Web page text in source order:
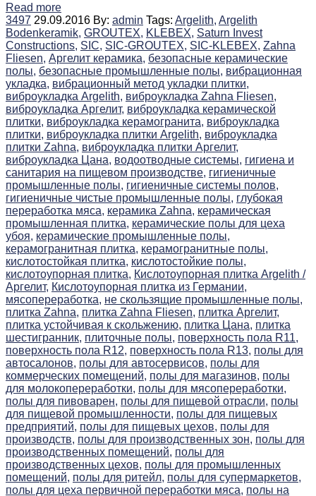
Read more
3497 29.09.2016 By: admin Tags: Argelith, Argelith
Bodenkeramik, GROUTEX, KLEBEX, Saturn Invest
Constructions, SIC, SIC-GROUTEX, SIC-KLEBEX, Zahna
Fliesen, Аргелит керамика, безопасные керамические
полы, безопасные промышленные полы, вибрационная
укладка, вибрационный метод укладки плитки,
виброукладка Argelith, виброукладка Zahna Fliesen,
виброукладка Аргелит, виброукладка керамической
плитки, виброукладка керамогранита, виброукладка
плитки, виброукладка плитки Argelith, виброукладка
плитки Zahna, виброукладка плитки Аргелит,
виброукладка Цана, водоотводные системы, гигиена и
санитария на пищевом производстве, гигиеничные
промышленные полы, гигиеничные системы полов,
гигиеничные чистые промышленные полы, глубокая
переработка мяса, керамика Zahna, керамическая
промышленная плитка, керамические полы для цеха
убоя, керамические промышленные полы,
керамогранитная плитка, керамогранитные полы,
кислотостойкая плитка, кислотостойкие полы,
кислотоупорная плитка, Кислотоупорная плитка Argelith /
Аргелит, Кислотоупорная плитка из Германии,
мясопереработка, не скользящие промышленные полы,
плитка Zahna, плитка Zahna Fliesen, плитка Аргелит,
плитка устойчивая к скольжению, плитка Цана, плитка
шестигранник, плиточные полы, поверхность пола R11,
поверхность пола R12, поверхность пола R13, полы для
автосалонов, полы для автосервисов, полы для
коммерческих помещений, полы для магазинов, полы
для молокопереработки, полы для мясопереработки,
полы для пивоварен, полы для пищевой отрасли, полы
для пищевой промышленности, полы для пищевых
предприятий, полы для пищевых цехов, полы для
производств, полы для производственных зон, полы для
производственных помещений, полы для
производственных цехов, полы для промышленных
помещений, полы для ритейл, полы для супермаркетов,
полы для цеха первичной переработки мяса, полы на